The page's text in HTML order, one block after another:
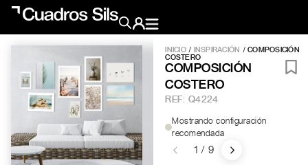
Obra Pictórica
Obra Gráfica
Inspiración
INICIO/ INSPIRACIÓN / COMPOSICIÓN
COSTERO
COMPOSICIÓN
COSTERO
REF: Q4224
Mostrando configuración
recomendada
1 / 9